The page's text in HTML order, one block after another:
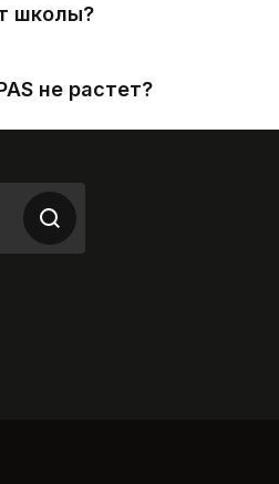
школы?
не растет?